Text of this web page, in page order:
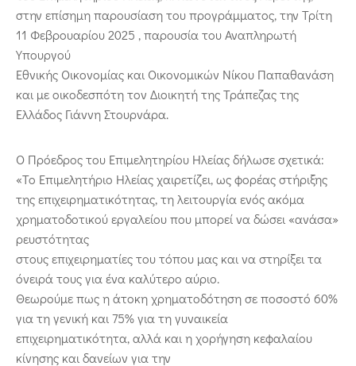
στην επίσημη παρουσίαση του προγράμματος, την Τρίτη
11 Φεβρουαρίου 2025 , παρουσία του Αναπληρωτή
Υπουργού
Εθνικής Οικονομίας και Οικονομικών Νίκου Παπαθανάση
και με οικοδεσπότη τον Διοικητή της Τράπεζας της
Ελλάδος Γιάννη Στουρνάρα.
Ο Πρόεδρος του Επιμελητηρίου Ηλείας δήλωσε σχετικά:
«Το Επιμελητήριο Ηλείας χαιρετίζει, ως φορέας στήριξης
της επιχειρηματικότητας, τη λειτουργία ενός ακόμα
χρηματοδοτικού εργαλείου που μπορεί να δώσει «ανάσα»
ρευστότητας
στους επιχειρηματίες του τόπου μας και να στηρίξει τα
όνειρά τους για ένα καλύτερο αύριο.
Θεωρούμε πως η άτοκη χρηματοδότηση σε ποσοστό 60%
για τη γενική και 75% για τη γυναικεία
επιχειρηματικότητα, αλλά και η χορήγηση κεφαλαίου
κίνησης και δανείων για την